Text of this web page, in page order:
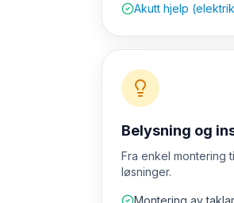
Akutt hjelp
Belysning og
Fra enkel montering
løsninger.
Montering av